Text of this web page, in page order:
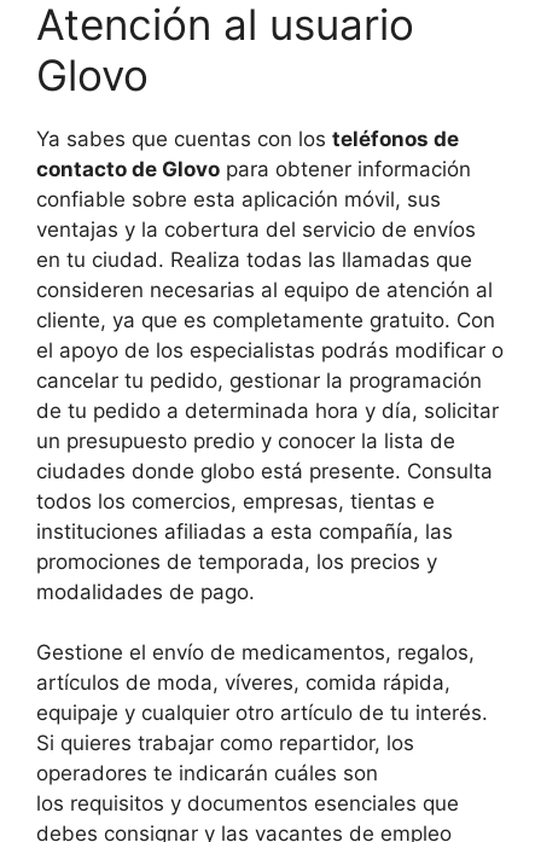
Atención al usuario
Glovo
Ya sabes que cuentas con los teléfonos de
contacto de Glovo para obtener información
confiable sobre esta aplicación móvil, sus
ventajas y la cobertura del servicio de envíos
en tu ciudad. Realiza todas las llamadas que
consideren necesarias al equipo de atención al
cliente, ya que es completamente gratuito. Con
el apoyo de los especialistas podrás modificar o
cancelar tu pedido, gestionar la programación
de tu pedido a determinada hora y día, solicitar
un presupuesto predio y conocer la lista de
ciudades donde globo está presente. Consulta
todos los comercios, empresas, tientas e
instituciones afiliadas a esta compañía, las
promociones de temporada, los precios y
modalidades de pago.
Gestione el envío de medicamentos, regalos,
artículos de moda, víveres, comida rápida,
equipaje y cualquier otro artículo de tu interés.
Si quieres trabajar como repartidor, los
operadores te indicarán cuáles son
los requisitos y documentos esenciales que
debes consignar y las vacantes de empleo